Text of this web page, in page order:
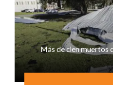
Más de cien muertos